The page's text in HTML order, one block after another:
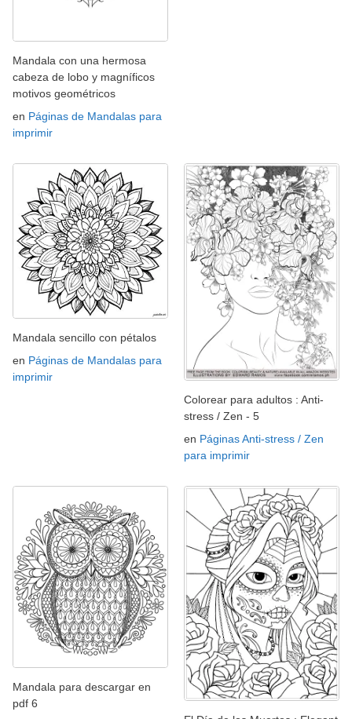
Mandala con una hermosa
cabeza de lobo y magníficos
motivos geométricos
en Páginas de Mandalas para
imprimir
Mandala sencillo con pétalos
en Páginas de Mandalas para
imprimir
Colorear para adultos : Anti-
stress / Zen - 5
en Páginas Anti-stress / Zen
para imprimir
Mandala para descargar en
pdf 6